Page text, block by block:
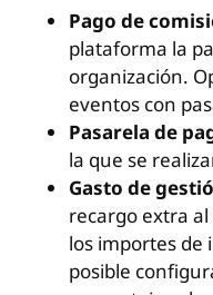
Pago de
plataforma la
organización.
eventos con
Pasarela de
la que se
Gasto de
recargo extra
los importes de
posible